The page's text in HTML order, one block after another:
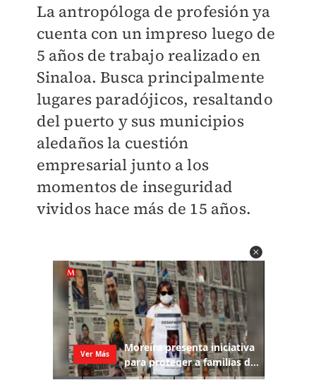
La antropóloga de profesión ya
cuenta con un impreso luego de
5 años de trabajo realizado en
Sinaloa. Busca principalmente
lugares paradójicos, resaltando
del puerto y sus municipios
aledaños la cuestión
empresarial junto a los
momentos de inseguridad
vividos hace más de 15 años.